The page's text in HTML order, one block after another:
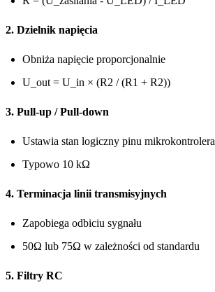
2. Dzielnik napięcia
Obniża napięcie proporcjonalnie
U_out = U_in × (R2 / (R1 + R2))
3. Pull-up / Pull-down
Ustawia stan logiczny pinu mikrokontrolera
Typowo 10 kΩ
4. Terminacja linii transmisyjnych
Zapobiega odbiciu sygnału
50Ω lub 75Ω w zależności od standardu
5. Filtry RC